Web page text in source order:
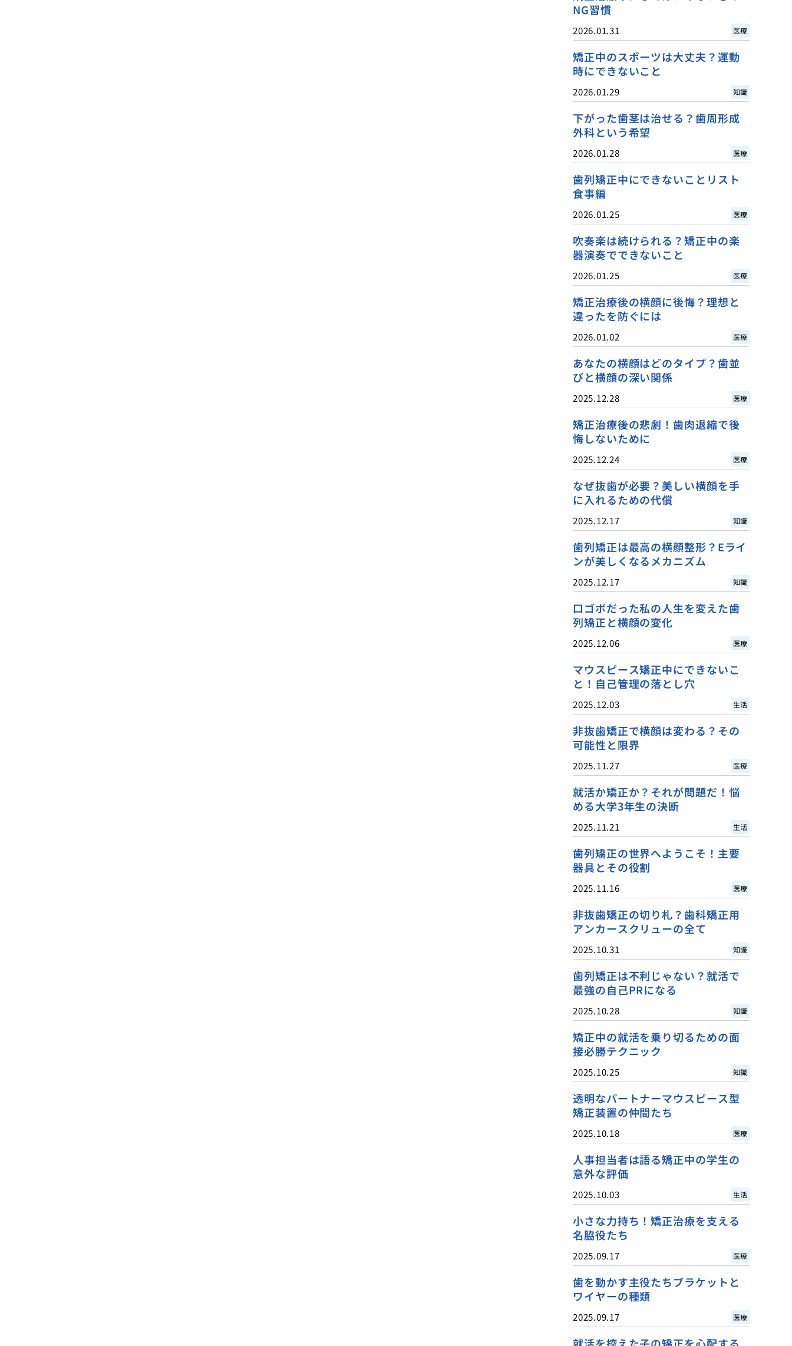
NG習慣
2026.01.31 医療
矯正中のスポーツは大丈夫？運動
時にできないこと
2026.01.29 知識
下がった歯茎は治せる？歯周形成
外科という希望
2026.01.28 医療
歯列矯正中にできないことリスト
食事編
2026.01.25 医療
吹奏楽は続けられる？矯正中の楽
器演奏でできないこと
2026.01.25 医療
矯正治療後の横顔に後悔？理想と
違ったを防ぐには
2026.01.02 医療
あなたの横顔はどのタイプ？歯並
びと横顔の深い関係
2025.12.28 医療
矯正治療後の悲劇！歯肉退縮で後
悔しないために
2025.12.24 医療
なぜ抜歯が必要？美しい横顔を手
に入れるための代償
2025.12.17 知識
歯列矯正は最高の横顔整形？Eライ
ンが美しくなるメカニズム
2025.12.17 知識
口ゴボだった私の人生を変えた歯
列矯正と横顔の変化
2025.12.06 医療
マウスピース矯正中にできないこ
と！自己管理の落とし穴
2025.12.03 生活
非抜歯矯正で横顔は変わる？その
可能性と限界
2025.11.27 医療
就活か矯正か？それが問題だ！悩
める大学3年生の決断
2025.11.21 生活
歯列矯正の世界へようこそ！主要
器具とその役割
2025.11.16 医療
非抜歯矯正の切り札？歯科矯正用
アンカースクリューの全て
2025.10.31 知識
歯列矯正は不利じゃない？就活で
最強の自己PRになる
2025.10.28 知識
矯正中の就活を乗り切るための面
接必勝テクニック
2025.10.25 知識
透明なパートナーマウスピース型
矯正装置の仲間たち
2025.10.18 医療
人事担当者は語る矯正中の学生の
意外な評価
2025.10.03 生活
小さな力持ち！矯正治療を支える
名脇役たち
2025.09.17 医療
歯を動かす主役たちブラケットと
ワイヤーの種類
2025.09.17 医療